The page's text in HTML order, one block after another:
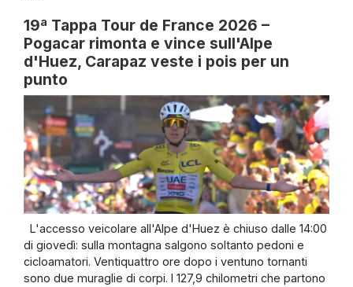
19ª Tappa Tour de France 2026 –
Pogacar rimonta e vince sull'Alpe
d'Huez, Carapaz veste i pois per un
punto
L'accesso veicolare all'Alpe d'Huez è chiuso dalle 14:00
di giovedì: sulla montagna salgono soltanto pedoni e
cicloamatori. Ventiquattro ore dopo i ventuno tornanti
sono due muraglie di corpi. I 127,9 chilometri che partono